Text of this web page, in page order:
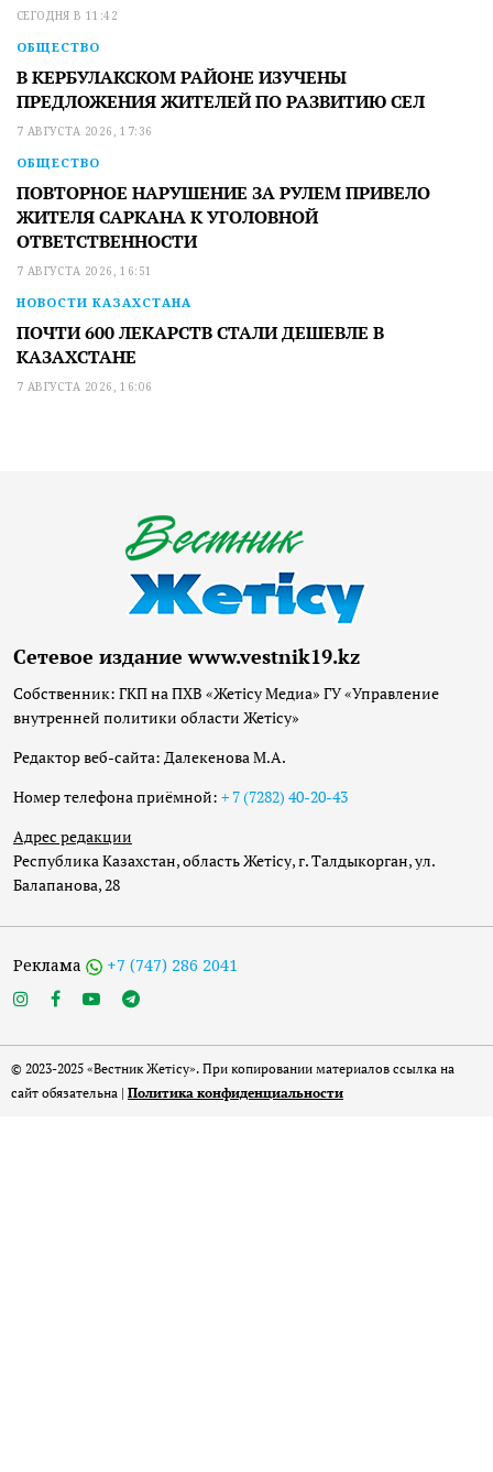
СЕГОДНЯ В 11:42
ОБЩЕСТВО
В КЕРБУЛАКСКОМ РАЙОНЕ ИЗУЧЕНЫ
ПРЕДЛОЖЕНИЯ ЖИТЕЛЕЙ ПО РАЗВИТИЮ СЕЛ
7 АВГУСТА 2026, 17:36
ОБЩЕСТВО
ПОВТОРНОЕ НАРУШЕНИЕ ЗА РУЛЕМ ПРИВЕЛО
ЖИТЕЛЯ САРКАНА К УГОЛОВНОЙ
ОТВЕТСТВЕННОСТИ
7 АВГУСТА 2026, 16:51
НОВОСТИ КАЗАХСТАНА
ПОЧТИ 600 ЛЕКАРСТВ СТАЛИ ДЕШЕВЛЕ В
КАЗАХСТАНЕ
7 АВГУСТА 2026, 16:06
Сетевое издание www.vestnik19.kz
Собственник: ГКП на ПХВ «Жетісу Медиа» ГУ «Управление
внутренней политики области Жетісу»
Редактор веб-сайта: Далекенова М.А.
Номер телефона приёмной: + 7 (7282) 40-20-43
Адрес редакции
Республика Казахстан, область Жетісу, г. Талдыкорган, ул.
Балапанова, 28
Реклама +7 (747) 286 2041
© 2023-2025 «Вестник Жетісу». При копировании материалов ссылка на
сайт обязательна | Политика конфиденциальности